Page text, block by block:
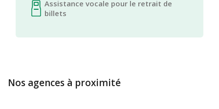
Assistance vocale pour le retrait de
billets
Nos agences à proximité